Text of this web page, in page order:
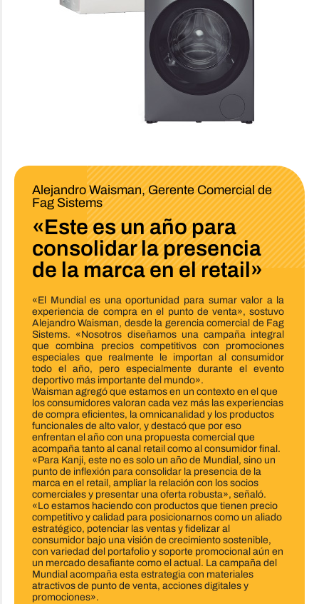
Alejandro Waisman, Gerente Comercial de
Fag Sistems
«Este es un año para
consolidar la presencia
de la marca en el retail»
«El Mundial es una oportunidad para sumar valor a la
experiencia de compra en el punto de venta», sostuvo
Alejandro Waisman, desde la gerencia comercial de Fag
Sistems. «Nosotros diseñamos una campaña integral
que combina precios competitivos con promociones
especiales que realmente le importan al consumidor
todo el año, pero especialmente durante el evento
deportivo más importante del mundo».
Waisman agregó que estamos en un contexto en el que
los consumidores valoran cada vez más las experiencias
de compra eficientes, la omnicanalidad y los productos
funcionales de alto valor, y destacó que por eso
enfrentan el año con una propuesta comercial que
acompaña tanto al canal retail como al consumidor final.
«Para Kanji, este no es solo un año de Mundial, sino un
punto de inflexión para consolidar la presencia de la
marca en el retail, ampliar la relación con los socios
comerciales y presentar una oferta robusta», señaló.
«Lo estamos haciendo con productos que tienen precio
competitivo y calidad para posicionarnos como un aliado
estratégico, potenciar las ventas y fidelizar al
consumidor bajo una visión de crecimiento sostenible,
con variedad del portafolio y soporte promocional aún en
un mercado desafiante como el actual. La campaña del
Mundial acompaña esta estrategia con materiales
atractivos de punto de venta, acciones digitales y
promociones».